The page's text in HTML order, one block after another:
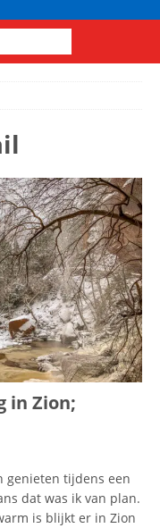
in Zion;
genieten tijdens een
dat was ik van plan.
is blijkt er in Zion